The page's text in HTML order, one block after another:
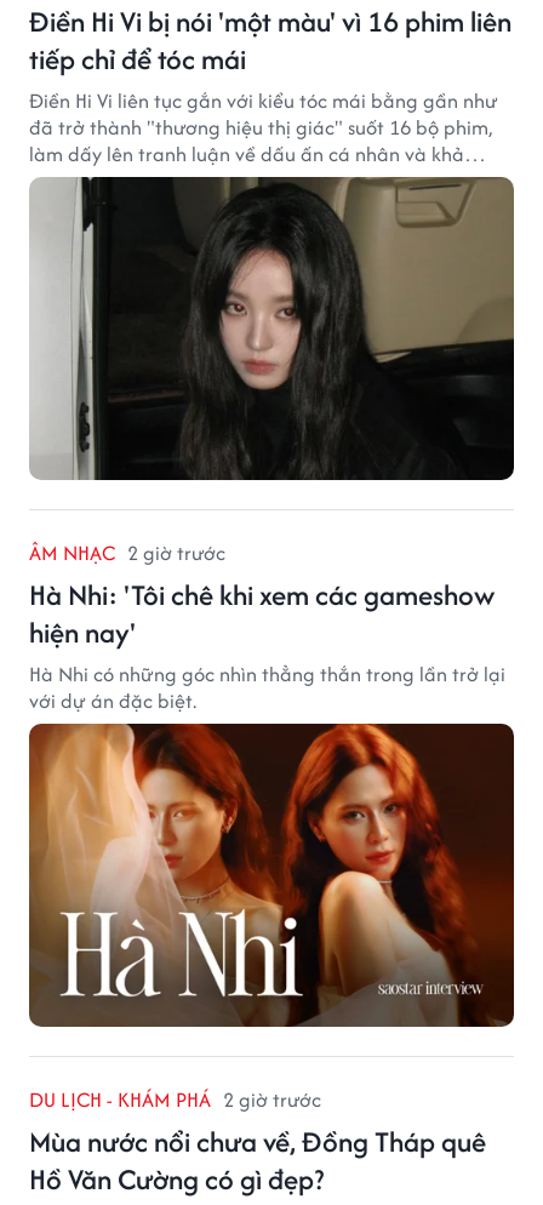
Điền Hi Vi bị nói 'một màu' vì 16 phim liên
tiếp chỉ để tóc mái
Điền Hi Vi liên tục gắn với kiểu tóc mái bằng gần như
đã trở thành "thương hiệu thị giác" suốt 16 bộ phim,
làm dấy lên tranh luận về dấu ấn cá nhân và khả
năng biến hóa trên màn ảnh.
ÂM NHẠC 2 giờ trước
Hà Nhi: 'Tôi chê khi xem các gameshow
hiện nay'
Hà Nhi có những góc nhìn thẳng thắn trong lần trở lại
với dự án đặc biệt.
DU LỊCH - KHÁM PHÁ 2 giờ trước
Mùa nước nổi chưa về, Đồng Tháp quê
Hồ Văn Cường có gì đẹp?